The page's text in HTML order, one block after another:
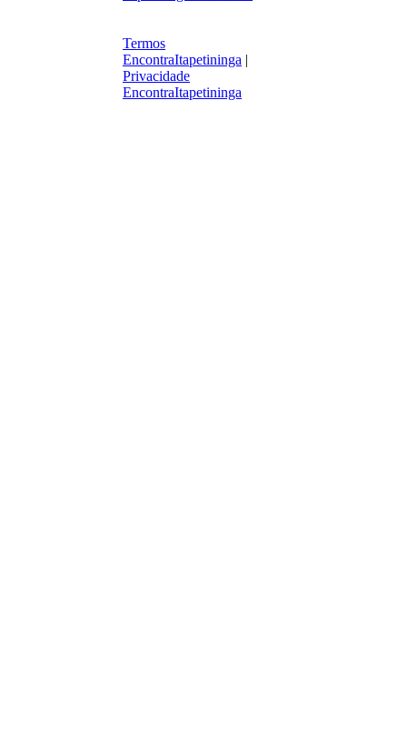
Termos
EncontraItapetininga |
Privacidade
EncontraItapetininga